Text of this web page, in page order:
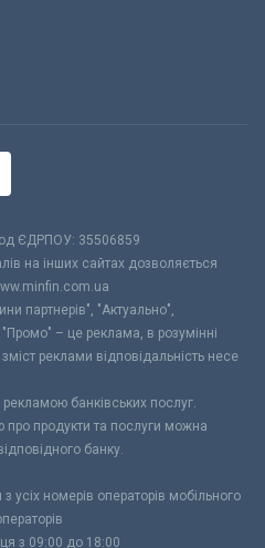
ЄДРПОУ: 35506859
на інших сайтах дозволяється
партнерів", "Актуально",
– це реклама, в розумінні
реклами відповідальність несе
рекламою банківських послуг.
про продукти та послуги можна
банку.
усіх номерів операторів мобільного
з 09:00 до 18:00